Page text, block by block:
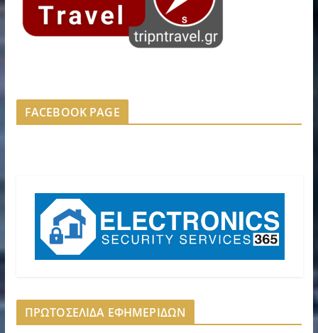
FACEBOOK PAGE
ΠΡΩΤΟΣΕΛΙΔΑ ΕΦΗΜΕΡΙΔΩΝ